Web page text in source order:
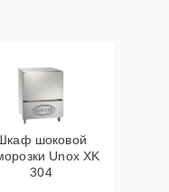
шоковой
Unox XK
304